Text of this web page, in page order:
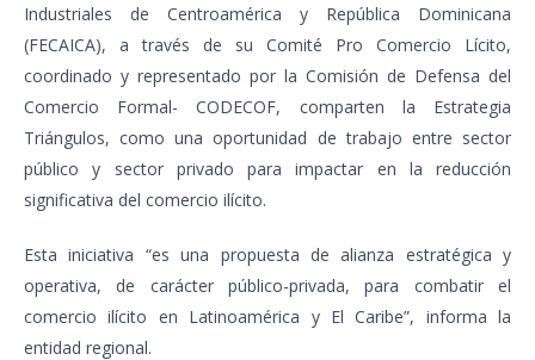
Industriales de Centroamérica y República Dominicana
(FECAICA), a través de su Comité Pro Comercio Lícito,
coordinado y representado por la Comisión de Defensa del
Comercio Formal- CODECOF, comparten la Estrategia
Triángulos, como una oportunidad de trabajo entre sector
público y sector privado para impactar en la reducción
significativa del comercio ilícito.
Esta iniciativa “es una propuesta de alianza estratégica y
operativa, de carácter público-privada, para combatir el
comercio ilícito en Latinoamérica y El Caribe”, informa la
entidad regional.